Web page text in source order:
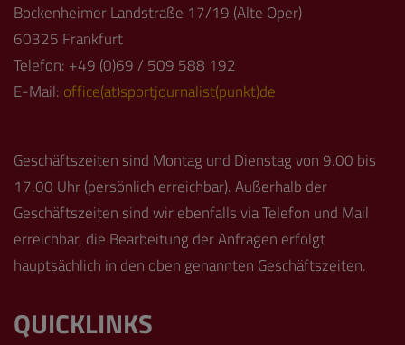
Bockenheimer Landstraße 17/19 (Alte Oper)
60325 Frankfurt
Telefon: +49 (0)69 / 509 588 192
E-Mail: office(at)sportjournalist(punkt)de
Geschäftszeiten sind Montag und Dienstag von 9.00 bis
17.00 Uhr (persönlich erreichbar). Außerhalb der
Geschäftszeiten sind wir ebenfalls via Telefon und Mail
erreichbar, die Bearbeitung der Anfragen erfolgt
hauptsächlich in den oben genannten Geschäftszeiten.
QUICKLINKS